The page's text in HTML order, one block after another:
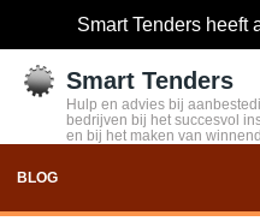
Smart Tenders heeft
Smart Tenders
Hulp en advies bij
bedrijven bij het succesvol
en bij het maken van
BLOG